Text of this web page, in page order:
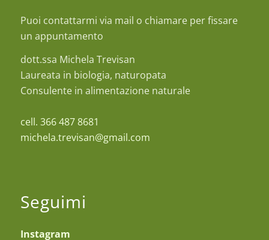
Puoi contattarmi via mail o chiamare per fissare
un appuntamento
dott.ssa Michela Trevisan
Laureata in biologia, naturopata
Consulente in alimentazione naturale
cell. 366 487 8681
michela.trevisan@gmail.com
Seguimi
Instagram